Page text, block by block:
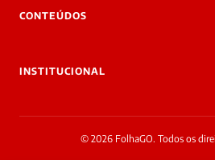
▷
jornalista
CONTEÚDOS
INSTITUCIONAL
© 2026 FolhaGO. Todos os